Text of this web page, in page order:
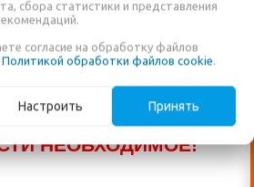
МНОГО ДРУГИХ
В НАШ КАТАЛОГ!
ТЕЛЕФОНАМ, ИЛИ
И МЫ ПОМОЖЕМ ВАМ
НЕОБХОДИМОЕ!
Статьи
Договор публичной
сбора статистики и представления
согласие на обработку файлов
Политикой обработки файлов cookie.
Настроить Принять